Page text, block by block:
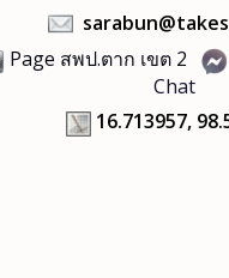
Page สพป.ตาก เขต 2
Chat
16.713957,